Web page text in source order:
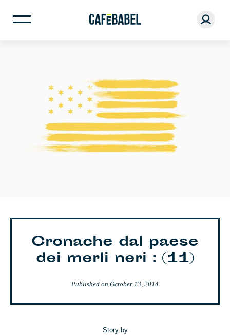
Cronache dal paese
dei merli neri : (11)
Published on October 13, 2014
Story by